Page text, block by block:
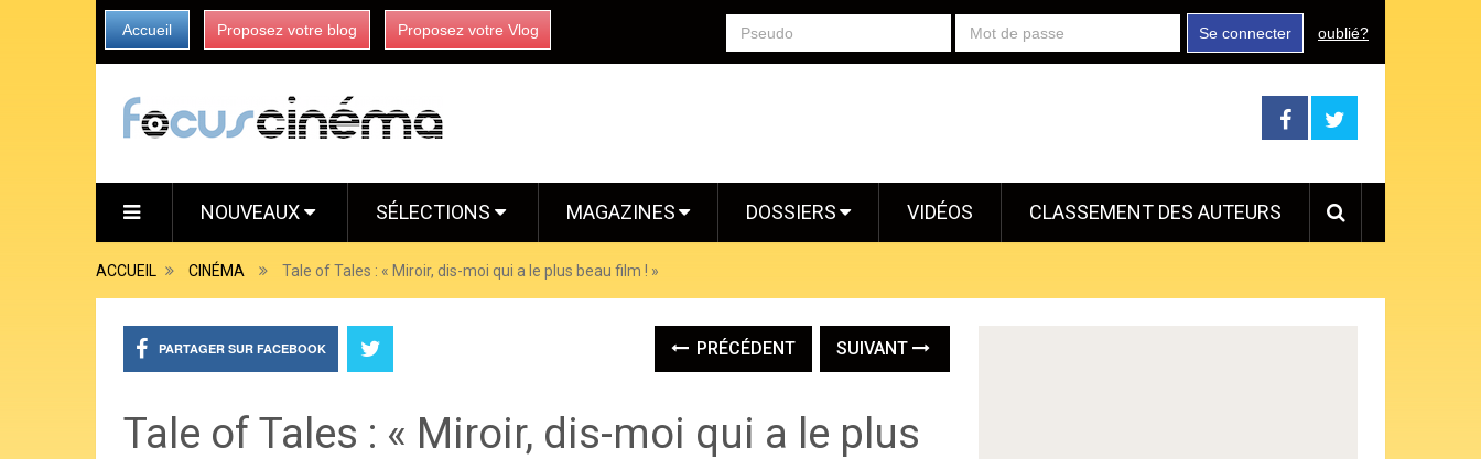
Accueil Proposez votre blog Proposez votre Vlog Se connecter oublié?
NOUVEAUX SÉLECTIONS MAGAZINES DOSSIERS VIDÉOS CLASSEMENT DES AUTEURS
ACCUEIL CINÉMA Tale of Tales : « Miroir, dis-moi qui a le plus beau film ! »
PARTAGER SUR FACEBOOK PRÉCÉDENT SUIVANT
Tale of Tales : « Miroir, dis-moi qui a le plus